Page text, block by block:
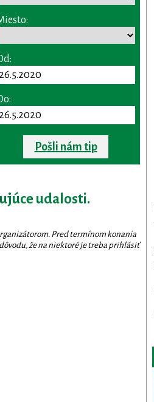
Pošli nám tip
udalosti.
Pred termínom konania
že na niektoré je treba prihlásiť